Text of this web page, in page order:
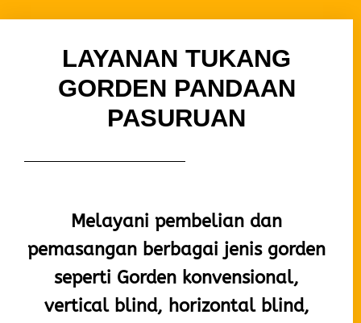
LAYANAN TUKANG
GORDEN PANDAAN
PASURUAN
Melayani pembelian dan
pemasangan berbagai jenis gorden
seperti Gorden konvensional,
vertical blind, horizontal blind,